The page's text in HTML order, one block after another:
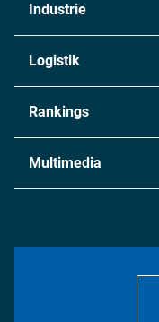
Industrie
Chemie
Metall
Energie
Logistik
Rankings
Multimedia